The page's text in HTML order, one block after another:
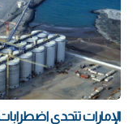
الإمارات تتحدى